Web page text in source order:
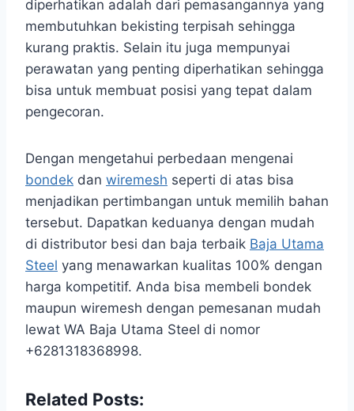
diperhatikan adalah dari pemasangannya yang
membutuhkan bekisting terpisah sehingga
kurang praktis. Selain itu juga mempunyai
perawatan yang penting diperhatikan sehingga
bisa untuk membuat posisi yang tepat dalam
pengecoran.
Dengan mengetahui perbedaan mengenai
bondek dan wiremesh seperti di atas bisa
menjadikan pertimbangan untuk memilih bahan
tersebut. Dapatkan keduanya dengan mudah
di distributor besi dan baja terbaik Baja Utama
Steel yang menawarkan kualitas 100% dengan
harga kompetitif. Anda bisa membeli bondek
maupun wiremesh dengan pemesanan mudah
lewat WA Baja Utama Steel di nomor
+6281318368998.
Related Posts: